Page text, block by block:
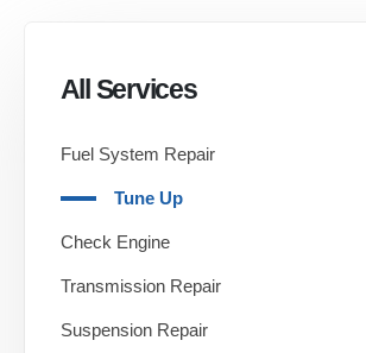
All Services
Fuel System Repair
Tune Up
Check Engine
Transmission Repair
Suspension Repair